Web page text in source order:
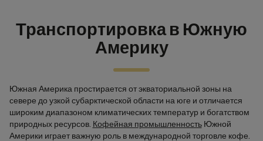
Транспортировка в Южную
Америку
Южная Америка простирается от экваториальной зоны на
севере до узкой субарктической области на юге и отличается
широким диапазоном климатических температур и богатством
природных ресурсов. Кофейная промышленностьЮжной
Америки играет важную роль в международной торговле кофе.